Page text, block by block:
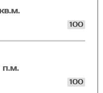
100
100